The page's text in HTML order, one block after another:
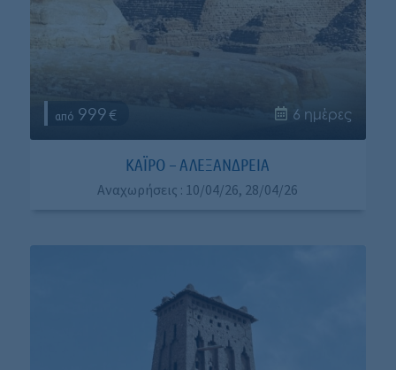
999 6 ημέρες
ΚΆΙΡΟ – ΑΛΕΞΆΝΔΡΕΙΑ
Αναχωρήσεις : 10/04/26, 28/04/26